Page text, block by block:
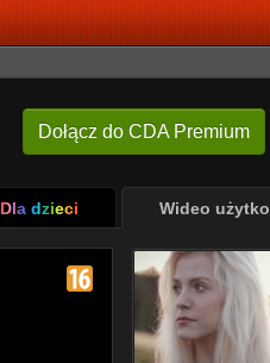
Dołącz do CDA Premium
Dla dzieci Wideo